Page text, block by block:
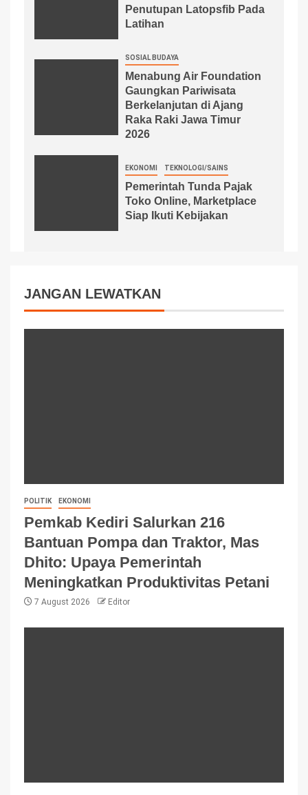
Penutupan Latopsfib Pada
Latihan
SOSIAL BUDAYA
Menabung Air Foundation
Gaungkan Pariwisata
Berkelanjutan di Ajang
Raka Raki Jawa Timur
2026
EKONOMI TEKNOLOGI/SAINS
Pemerintah Tunda Pajak
Toko Online, Marketplace
Siap Ikuti Kebijakan
JANGAN LEWATKAN
POLITIK EKONOMI
Pemkab Kediri Salurkan 216
Bantuan Pompa dan Traktor, Mas
Dhito: Upaya Pemerintah
Meningkatkan Produktivitas Petani
7 August 2026 Editor